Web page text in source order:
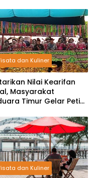
dan Kuliner
Nilai Kearifan
Masyarakat
Timur Gelar Petik
Nelayan
dan Kuliner